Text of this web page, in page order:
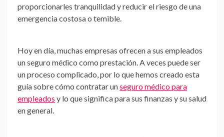
proporcionarles tranquilidad y reducir el riesgo de una
emergencia costosa o temible.
Hoy en día, muchas empresas ofrecen a sus empleados
un seguro médico como prestación. A veces puede ser
un proceso complicado, por lo que hemos creado esta
guía sobre cómo contratar unseguro médico para
empleados y lo que significa para sus finanzas y su salud
en general.